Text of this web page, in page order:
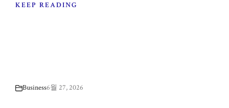
KEEP READING
Business6월 27, 2026